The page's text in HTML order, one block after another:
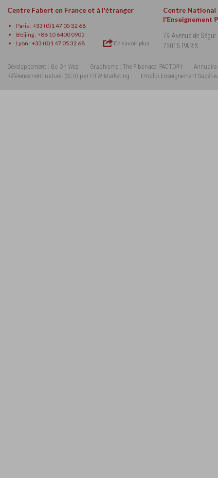
Centre Fabert en France et à l'étranger
Paris : +33 (0)1 47 05 32 68
Beijing : +86 10 6400 0905
Lyon : +33 (0)1 47 05 32 68
En savoir plus
Centre National
l'Enseignement
79 Avenue de Ségur
75015 PARIS
Développement : Go On Web Graphisme : The Fibonacci FACTORY
Annuaire
Référencement naturel (SEO) par HTW-Marketing
Emploi Enseignement